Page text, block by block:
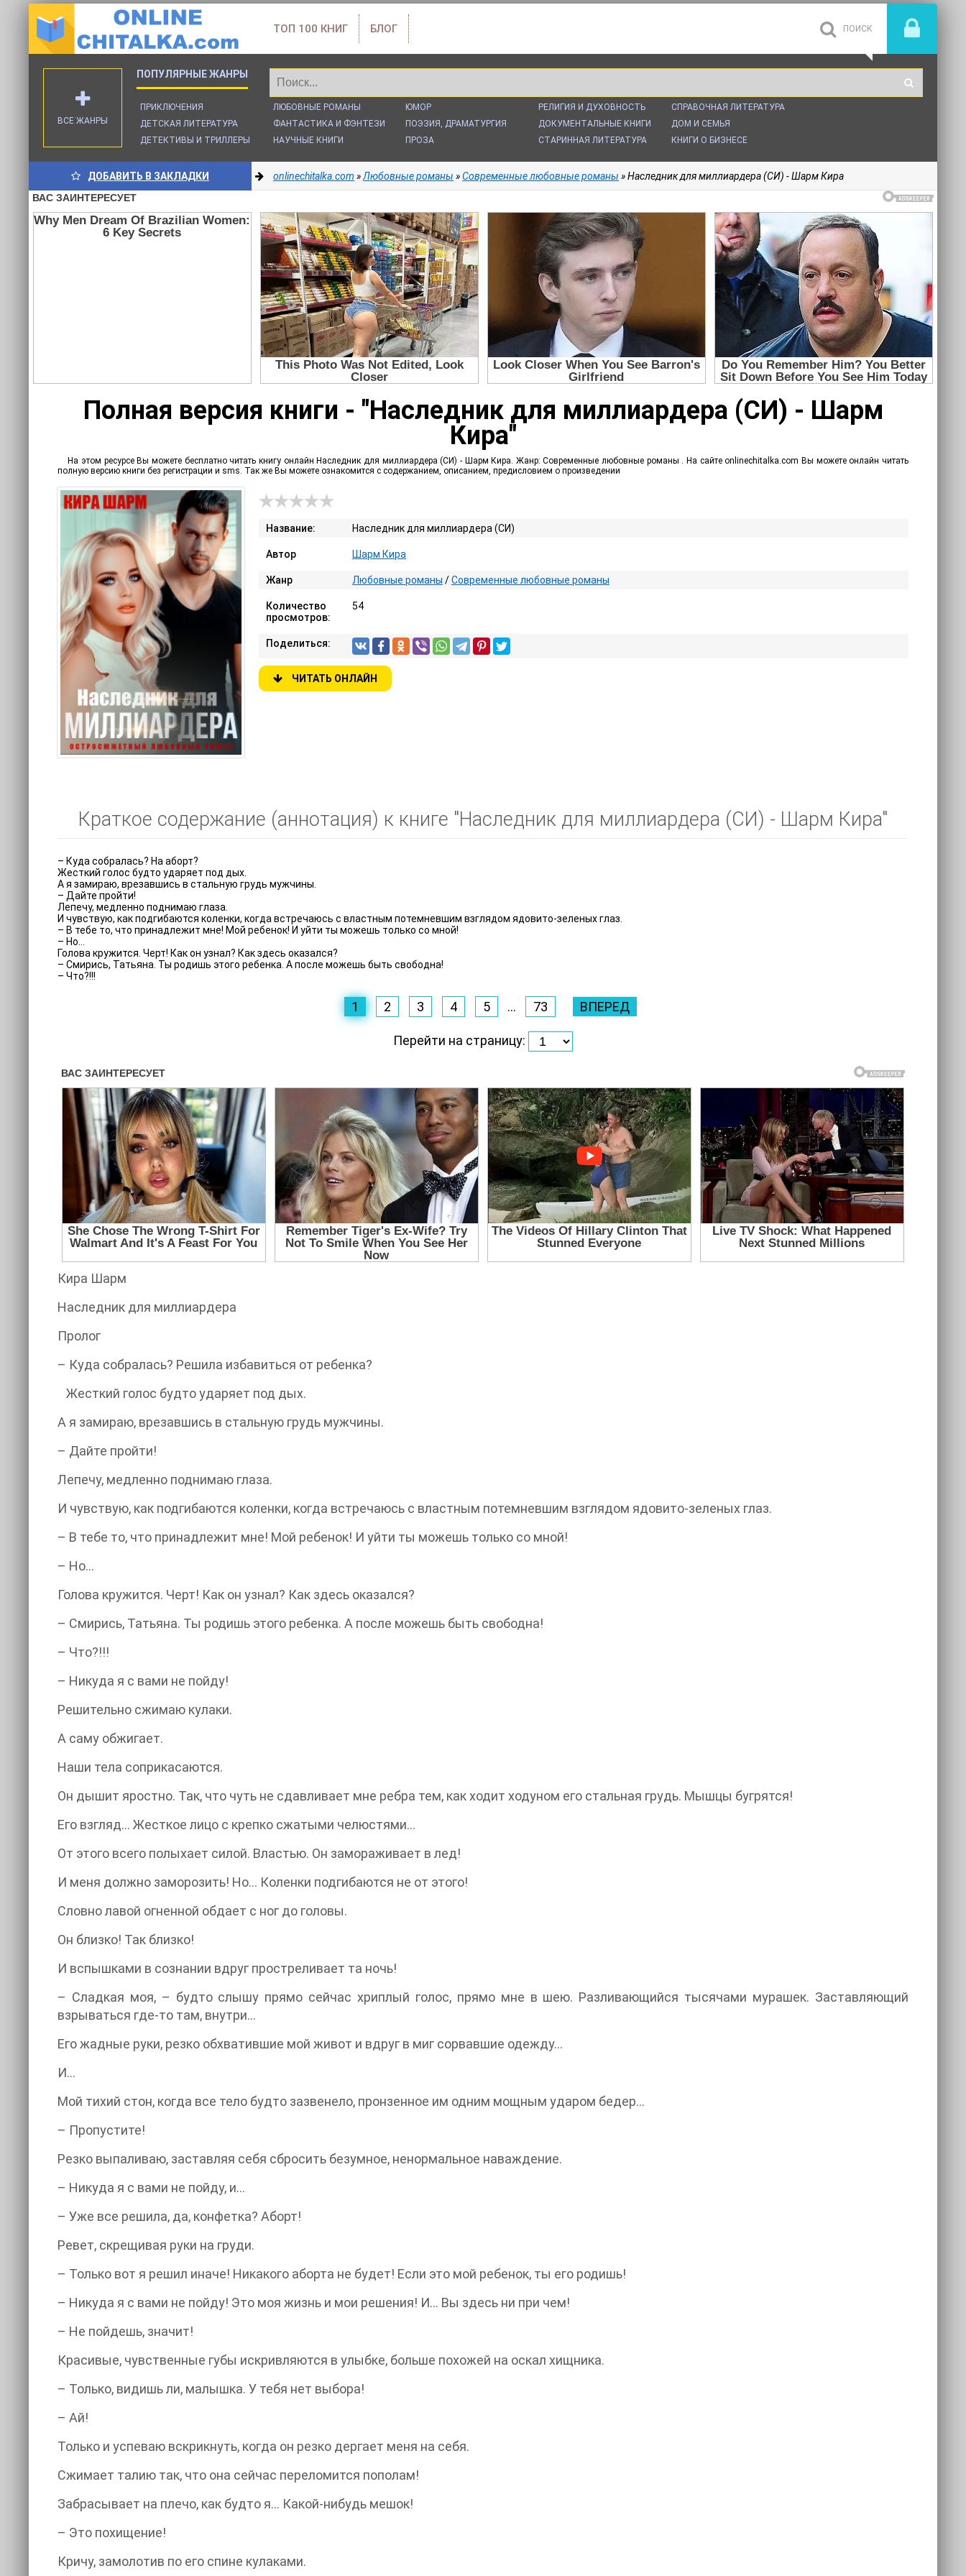
ТОП 100 КНИГ БЛОГ
ПРИКЛЮЧЕНИЯ
ДЕТСКАЯ ЛИТЕРАТУРА
ДЕТЕКТИВЫ И ТРИЛЛЕРЫ
ЛЮБОВНЫЕ РОМАНЫ
ФАНТАСТИКА И ФЭНТЕЗИ
НАУЧНЫЕ КНИГИ
ЮМОР
ПОЭЗИЯ, ДРАМАТУРГИЯ
ПРОЗА
РЕЛИГИЯ И ДУХОВНОСТЬ
ДОКУМЕНТАЛЬНЫЕ КНИГИ
СТАРИННАЯ ЛИТЕРАТУРА
СПРАВОЧНАЯ ЛИТЕРАТУРА
ДОМ И СЕМЬЯ
КНИГИ О БИЗНЕСЕ
ВСЕ ЖАНРЫ
ДОБАВИТЬ В ЗАКЛАДКИ onlinechitalka.com »Любовные романы »Современные любовные романы » Наследник для миллиардера (СИ) - Шарм Кира
Полная версия книги - "Наследник для миллиардера (СИ) - Шарм
Кира"
На этом ресурсе Вы можете бесплатно читать книгу онлайн Наследник для миллиардера (СИ) - Шарм Кира. Жанр: Современные любовные романы . На сайте onlinechitalka.com Вы можете онлайн читать
полную версию книги без регистрации и sms. Так же Вы можете ознакомится с содержанием, описанием, предисловием о произведении
Название: Наследник для миллиардера (СИ)
Автор Шарм Кира
Жанр Любовные романы /Современные любовные романы
Количество
просмотров:
54
Поделиться:
ЧИТАТЬ ОНЛАЙН
Краткое содержание (аннотация) к книге "Наследник для миллиардера (СИ) - Шарм Кира"
– Куда собралась? На аборт?
Жесткий голос будто ударяет под дых.
А я замираю, врезавшись в стальную грудь мужчины.
– Дайте пройти!
Лепечу, медленно поднимаю глаза.
И чувствую, как подгибаются коленки, когда встречаюсь с властным потемневшим взглядом ядовито-зеленых глаз.
– В тебе то, что принадлежит мне! Мой ребенок! И уйти ты можешь только со мной!
– Но…
Голова кружится. Черт! Как он узнал? Как здесь оказался?
– Смирись, Татьяна. Ты родишь этого ребенка. А после можешь быть свободна!
– Что?!!!
1 2 3 4 5 ... 73 ВПЕРЕД
Перейти на страницу:
Кира Шарм
Наследник для миллиардера
Пролог
– Куда собралась? Решила избавиться от ребенка?
Жесткий голос будто ударяет под дых.
А я замираю, врезавшись в стальную грудь мужчины.
– Дайте пройти!
Лепечу, медленно поднимаю глаза.
И чувствую, как подгибаются коленки, когда встречаюсь с властным потемневшим взглядом ядовито-зеленых глаз.
– В тебе то, что принадлежит мне! Мой ребенок! И уйти ты можешь только со мной!
– Но…
Голова кружится. Черт! Как он узнал? Как здесь оказался?
– Смирись, Татьяна. Ты родишь этого ребенка. А после можешь быть свободна!
– Что?!!!
– Никуда я с вами не пойду!
Решительно сжимаю кулаки.
А саму обжигает.
Наши тела соприкасаются.
Он дышит яростно. Так, что чуть не сдавливает мне ребра тем, как ходит ходуном его стальная грудь. Мышцы бугрятся!
Его взгляд… Жесткое лицо с крепко сжатыми челюстями…
От этого всего полыхает силой. Властью. Он замораживает в лед!
И меня должно заморозить! Но… Коленки подгибаются не от этого!
Словно лавой огненной обдает с ног до головы.
Он близко! Так близко!
И вспышками в сознании вдруг простреливает та ночь!
– Сладкая моя, – будто слышу прямо сейчас хриплый голос, прямо мне в шею. Разливающийся тысячами мурашек. Заставляющий
взрываться где-то там, внутри…
Его жадные руки, резко обхватившие мой живот и вдруг в миг сорвавшие одежду…
И…
Мой тихий стон, когда все тело будто зазвенело, пронзенное им одним мощным ударом бедер…
– Пропустите!
Резко выпаливаю, заставляя себя сбросить безумное, ненормальное наваждение.
– Никуда я с вами не пойду, и…
– Уже все решила, да, конфетка? Аборт!
Ревет, скрещивая руки на груди.
– Только вот я решил иначе! Никакого аборта не будет! Если это мой ребенок, ты его родишь!
– Никуда я с вами не пойду! Это моя жизнь и мои решения! И… Вы здесь ни при чем!
– Не пойдешь, значит!
Красивые, чувственные губы искривляются в улыбке, больше похожей на оскал хищника.
– Только, видишь ли, малышка. У тебя нет выбора!
– Ай!
Только и успеваю вскрикнуть, когда он резко дергает меня на себя.
Сжимает талию так, что она сейчас переломится пополам!
Забрасывает на плечо, как будто я… Какой-нибудь мешок!
– Это похищение!
Кричу, замолотив по его спине кулаками.